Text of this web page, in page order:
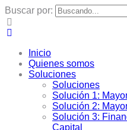
Buscar por:
Inicio
Quienes somos
Soluciones
Soluciones
Solución 1:
Solución 2:
Solución 3:
Capital